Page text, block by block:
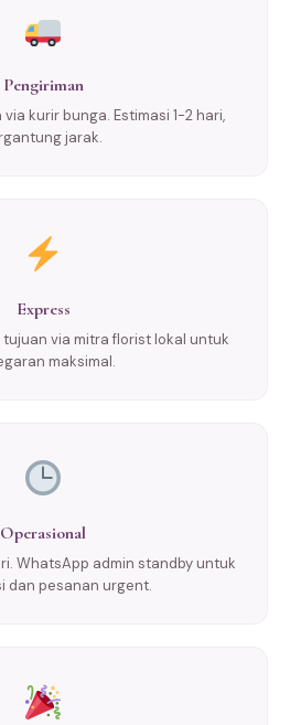
Pengiriman
kurir bunga. Estimasi 1-2 hari,
jarak.
Express
via mitra florist lokal untuk
maksimal.
Operasional
WhatsApp admin standby untuk
dan pesanan urgent.